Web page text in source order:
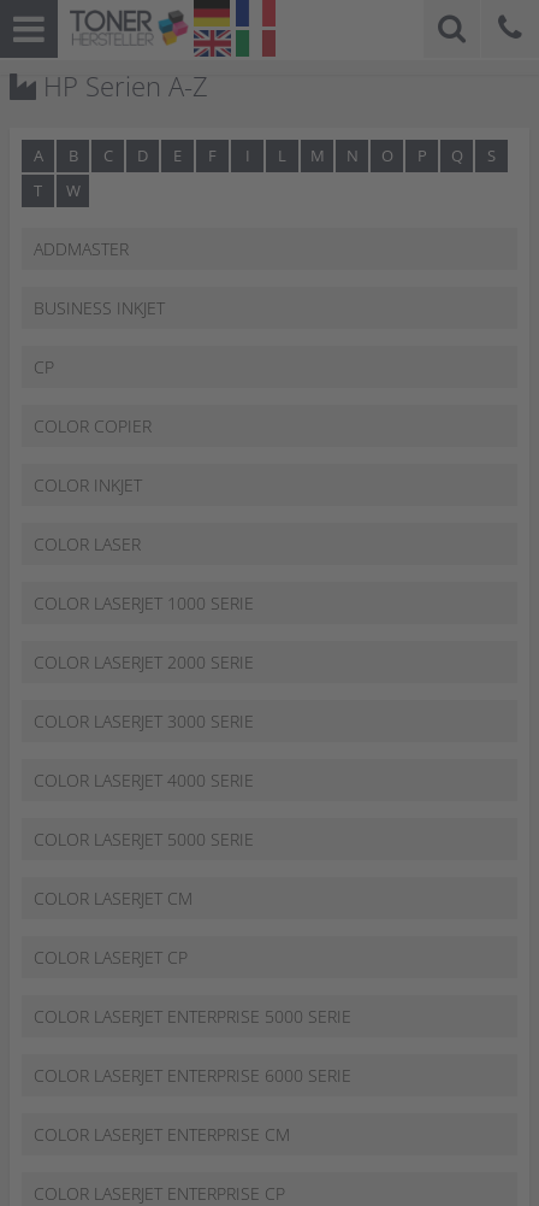
HP Serien A-Z
A B C D E F I L M N O P Q
S
T
W
ADDMASTER
BUSINESS INKJET
CP
COLOR COPIER
COLOR INKJET
COLOR LASER
COLOR LASERJET 1000 SERIE
COLOR LASERJET 2000 SERIE
COLOR LASERJET 3000 SERIE
COLOR LASERJET 4000 SERIE
COLOR LASERJET 5000 SERIE
COLOR LASERJET CM
COLOR LASERJET CP
COLOR LASERJET ENTERPRISE 5000 SERIE
COLOR LASERJET ENTERPRISE 6000 SERIE
COLOR LASERJET ENTERPRISE CM
COLOR LASERJET ENTERPRISE CP